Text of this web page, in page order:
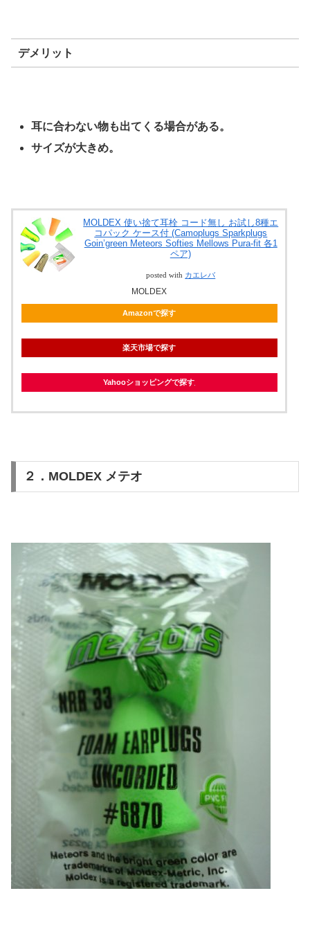
デメリット
耳に合わない物も出てくる場合がある。
サイズが大きめ。
MOLDEX 使い捨て耳栓 コード無し お試し8種エ
コパック ケース付 (Camoplugs Sparkplugs
Goin’green Meteors Softies Mellows Pura-fit 各1
ペア)
posted with カエレバ
MOLDEX
Amazonで探す
楽天市場で探す
Yahooショッピングで探す
２．MOLDEX メテオ